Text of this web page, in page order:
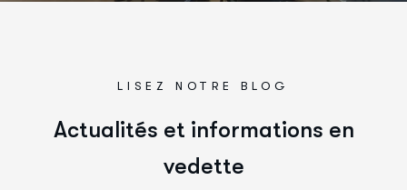
LISEZ NOTRE BLOG
Actualités et informations en
vedette